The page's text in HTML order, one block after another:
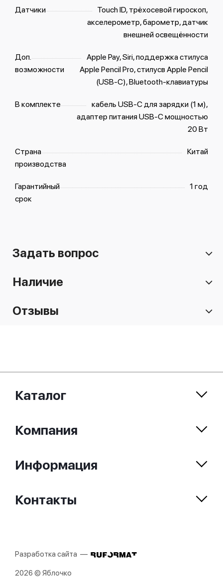
Датчики
Touch ID, трёхосевой гироскоп,
акселерометр, барометр, датчик
внешней освещённости
Доп.
возможности
Apple Pay, Siri, поддержка стилуса
Apple Pencil Pro, стилусв Apple Pencil
(USB‑C), Bluetooth-клавиатуры
В комплекте
кабель USB‑C для зарядки (1 м),
адаптер питания USB‑C мощностью
20 Вт
Страна
производства
Китай
Гарантийный
срок
1 год
Задать вопрос
Наличие
Отзывы
Контакты
Каталог
Компания
Информация
2026 © Яблочко
Разработка сайта —